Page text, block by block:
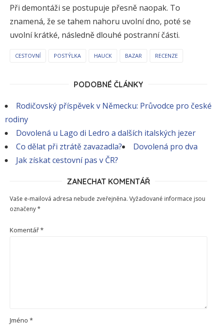
Při demontáži se postupuje přesně naopak. To
znamená, že se tahem nahoru uvolní dno, poté se
uvolní krátké, následně dlouhé postranní části.
CESTOVNÍ POSTÝLKA HAUCK BAZAR RECENZE
PODOBNÉ ČLÁNKY
Rodičovský příspěvek v Německu: Průvodce pro české
rodiny
Dovolená u Lago di Ledro a dalších italských jezer
Co dělat při ztrátě zavazadla?
Dovolená pro dva
Jak získat cestovní pas v ČR?
ZANECHAT KOMENTÁŘ
Vaše e-mailová adresa nebude zveřejněna. Vyžadované informace jsou
označeny*
Komentář*
Jméno *